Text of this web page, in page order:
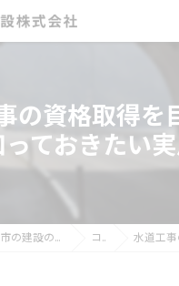
の資格取得を
ておきたい
愛知県岡崎市の建設の求人なら浦上建設株式会社 コラム 水道工事の資格取